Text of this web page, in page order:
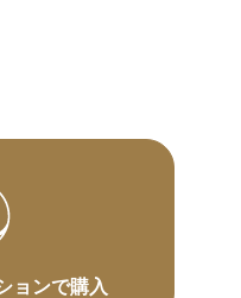
ョンで購入